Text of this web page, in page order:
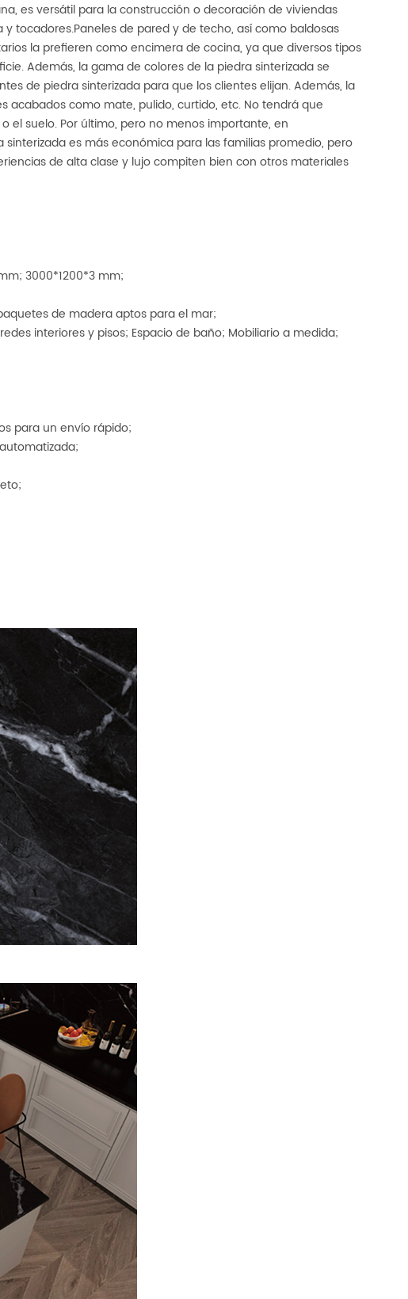
es versátil para la construcción o decoración de viviendas
y tocadores.Paneles de pared y de techo, así como baldosas
la prefieren como encimera de cocina, ya que diversos tipos
Además, la gama de colores de la piedra sinterizada se
de piedra sinterizada para que los clientes elijan. Además, la
acabados como mate, pulido, curtido, etc. No tendrá que
el suelo. Por último, pero no menos importante, en
es más económica para las familias promedio, pero
de alta clase y lujo compiten bien con otros materiales
3000*1200*3 mm;
de madera aptos para el mar;
interiores y pisos; Espacio de baño; Mobiliario a medida;
para un envío rápido;